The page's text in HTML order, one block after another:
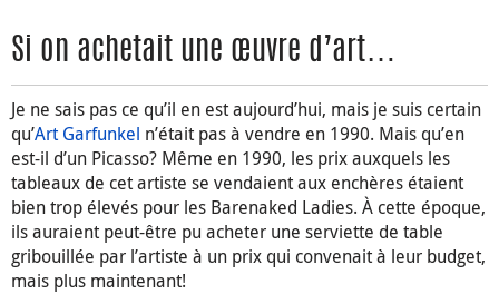
Si on achetait une œuvre d’art…
Je ne sais pas ce qu’il en est aujourd’hui, mais je suis certain
qu’Art Garfunkel n’était pas à vendre en 1990. Mais qu’en
est-il d’un Picasso? Même en 1990, les prix auxquels les
tableaux de cet artiste se vendaient aux enchères étaient
bien trop élevés pour les Barenaked Ladies. À cette époque,
ils auraient peut-être pu acheter une serviette de table
gribouillée par l’artiste à un prix qui convenait à leur budget,
mais plus maintenant!